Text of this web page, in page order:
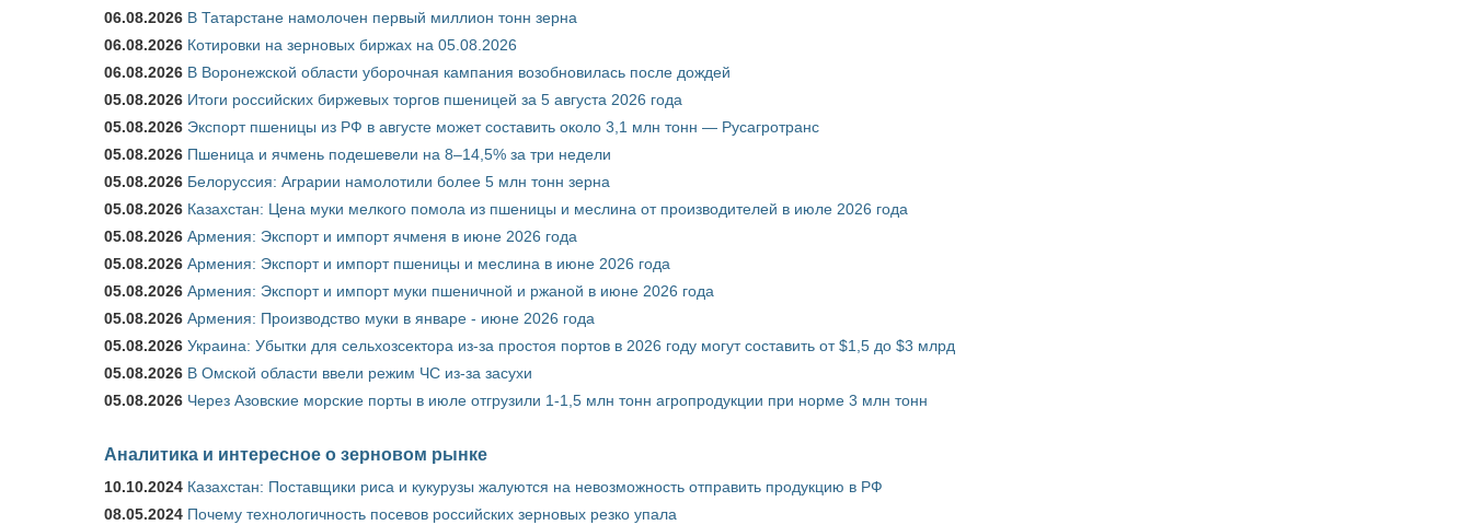
06.08.2026 В Татарстане намолочен первый миллион тонн зерна
06.08.2026 Котировки на зерновых биржах на 05.08.2026
06.08.2026 В Воронежской области уборочная кампания возобновилась после дождей
05.08.2026 Итоги российских биржевых торгов пшеницей за 5 августа 2026 года
05.08.2026 Экспорт пшеницы из РФ в августе может составить около 3,1 млн тонн — Русагротранс
05.08.2026 Пшеница и ячмень подешевели на 8–14,5% за три недели
05.08.2026 Белоруссия: Аграрии намолотили более 5 млн тонн зерна
05.08.2026 Казахстан: Цена муки мелкого помола из пшеницы и меслина от производителей в июле 2026 года
05.08.2026 Армения: Экспорт и импорт ячменя в июне 2026 года
05.08.2026 Армения: Экспорт и импорт пшеницы и меслина в июне 2026 года
05.08.2026 Армения: Экспорт и импорт муки пшеничной и ржаной в июне 2026 года
05.08.2026 Армения: Производство муки в январе - июне 2026 года
05.08.2026 Украина: Убытки для сельхозсектора из-за простоя портов в 2026 году могут составить от $1,5 до $3 млрд
05.08.2026 В Омской области ввели режим ЧС из-за засухи
05.08.2026 Через Азовские морские порты в июле отгрузили 1-1,5 млн тонн агропродукции при норме 3 млн тонн
Аналитика и интересное о зерновом рынке
10.10.2024 Казахстан: Поставщики риса и кукурузы жалуются на невозможность отправить продукцию в РФ
08.05.2024 Почему технологичность посевов российских зерновых резко упала